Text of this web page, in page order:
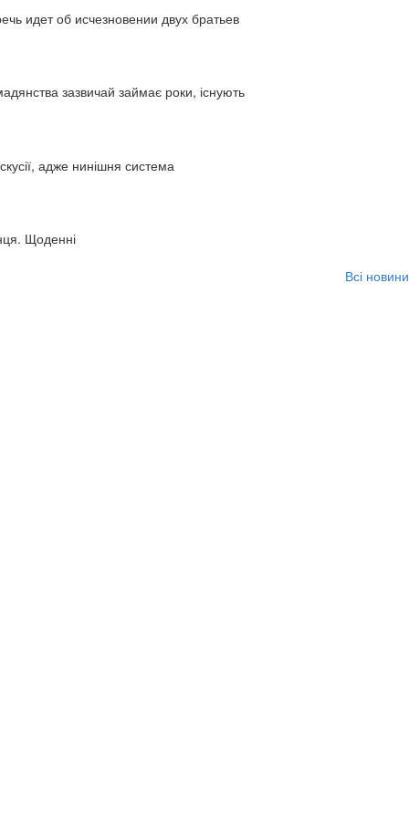
идет об исчезновении двух братьев
зазвичай займає роки, існують
адже нинішня система
Щоденні
Всі новини